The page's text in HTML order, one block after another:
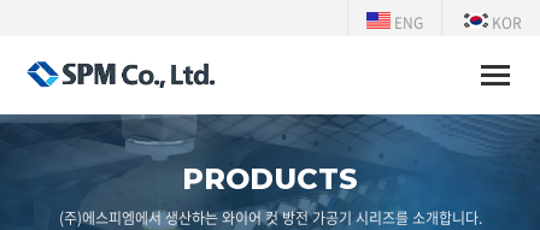
ENG KOR
Toggle
PRODUCTS
(주)에스피엠에서 생산하는 와이어 컷 방전 가공기 시리즈를 소개합니다.